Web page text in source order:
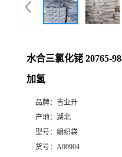
水合三氯化铑 20765-
加氢
品牌： 吉业升
产地： 湖北
型号： 编织袋
货号： A00904